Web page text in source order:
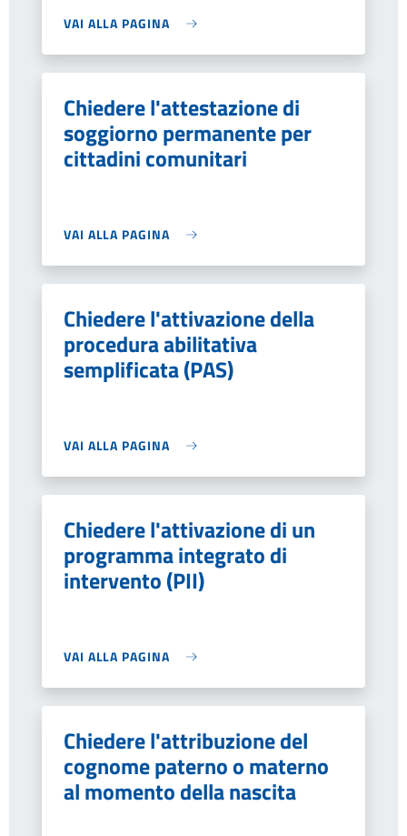
VAI ALLA PAGINA
Chiedere l'attestazione di
soggiorno permanente per
cittadini comunitari
VAI ALLA PAGINA
Chiedere l'attivazione della
procedura abilitativa
semplificata (PAS)
VAI ALLA PAGINA
Chiedere l'attivazione di un
programma integrato di
intervento (PII)
VAI ALLA PAGINA
Chiedere l'attribuzione del
cognome paterno o materno
al momento della nascita